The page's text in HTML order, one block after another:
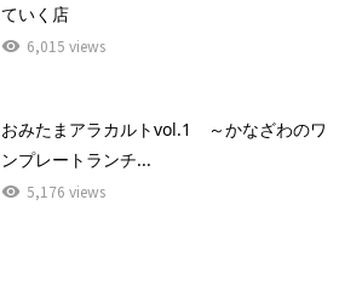
ていく店
6,015 views
おみたまアラカルトvol.1 ～かなざわのワ
ンプレートランチ...
5,176 views